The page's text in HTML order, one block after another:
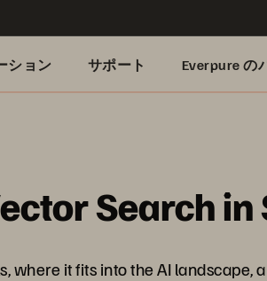
ション サポート Everpure の
Search in
where it fits into the AI